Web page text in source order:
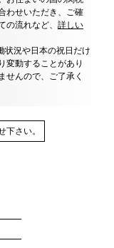
わせいただき、ご確
流れなど、 詳しい
状況や日本の祝日だけ
変動することがあり
せんので、ご了承く
下さい。